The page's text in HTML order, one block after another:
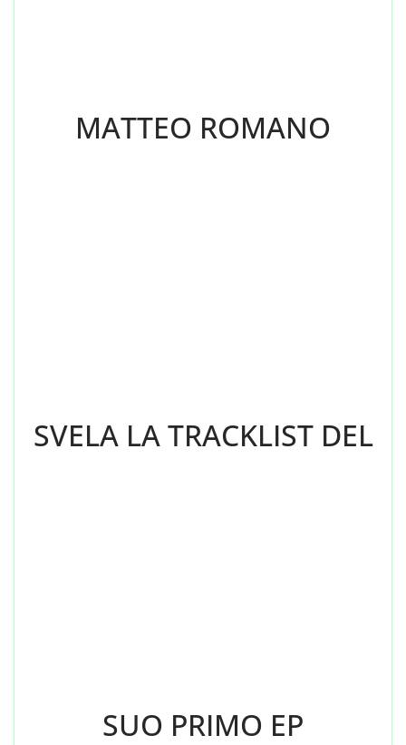
MATTEO ROMANO
SVELA LA TRACKLIST DEL
SUO PRIMO EP